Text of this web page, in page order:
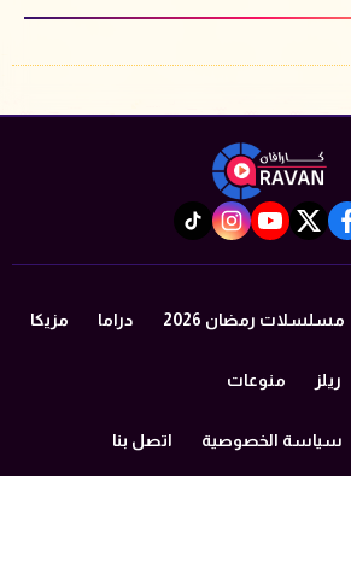
facebook
twitter
youtube
instagram
tiktok
مسلسلات رمضان 2026 دراما مزيكا
ريلز منوعات
سياسة الخصوصية اتصل بنا